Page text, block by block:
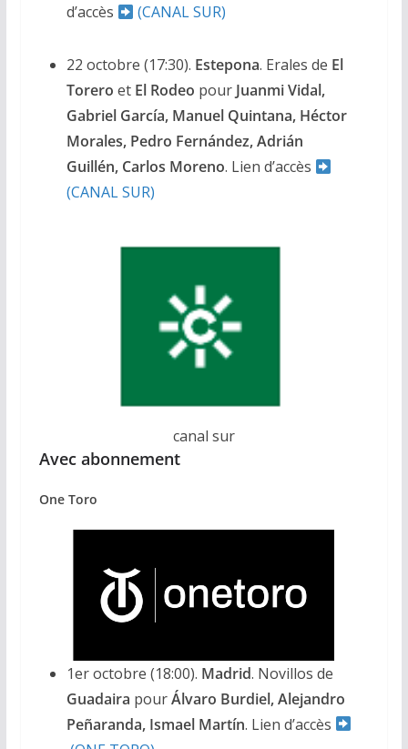
d’accès
(CANAL SUR)
22 octobre (17:30). Estepona. Erales de El
Torero et El Rodeo pour Juanmi Vidal,
Gabriel García, Manuel Quintana, Héctor
Morales, Pedro Fernández, Adrián
Guillén, Carlos Moreno. Lien d’accès
(CANAL SUR)
canal sur
Avec abonnement
One Toro
1er octobre (18:00). Madrid. Novillos de
Guadaira pourÁlvaro Burdiel, Alejandro
Peñaranda, Ismael Martín. Lien d’accès